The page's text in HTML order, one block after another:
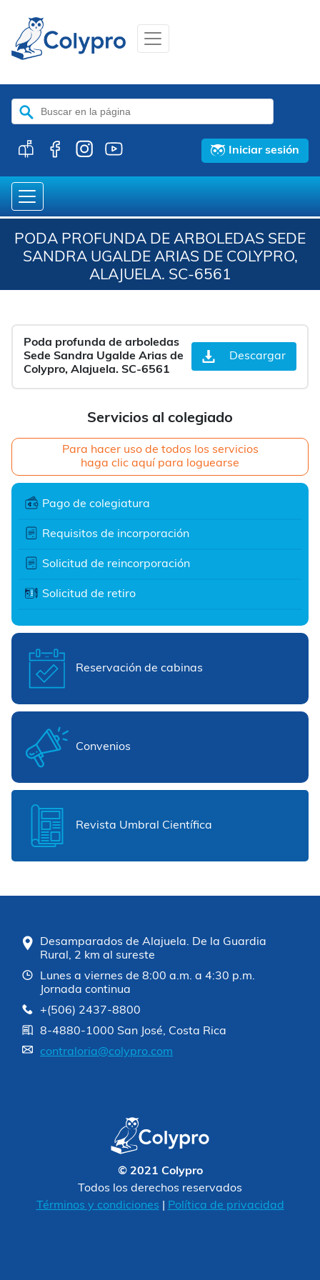
Buscar:
Iniciar sesión
PODA PROFUNDA DE ARBOLEDAS SEDE
SANDRA UGALDE ARIAS DE COLYPRO,
ALAJUELA. SC-6561
Servicios al colegiado
Para hacer uso de todos los servicios
haga clic aquí para loguearse
Pago de colegiatura
Requisitos de incorporación
Solicitud de reincorporación
Solicitud de retiro
Reservación de cabinas
Convenios
Revista Umbral Científica
Poda profunda de arboledas
Sede Sandra Ugalde Arias de
Colypro, Alajuela. SC-6561
Descargar
Desamparados de Alajuela. De la Guardia
Rural, 2 km al sureste
Lunes a viernes de 8:00 a.m. a 4:30 p.m.
Jornada continua
+(506) 2437-8800
8-4880-1000 San José, Costa Rica
contraloria@colypro.com
© 2021 Colypro
Todos los derechos reservados
Términos y condiciones
Política de privacidad